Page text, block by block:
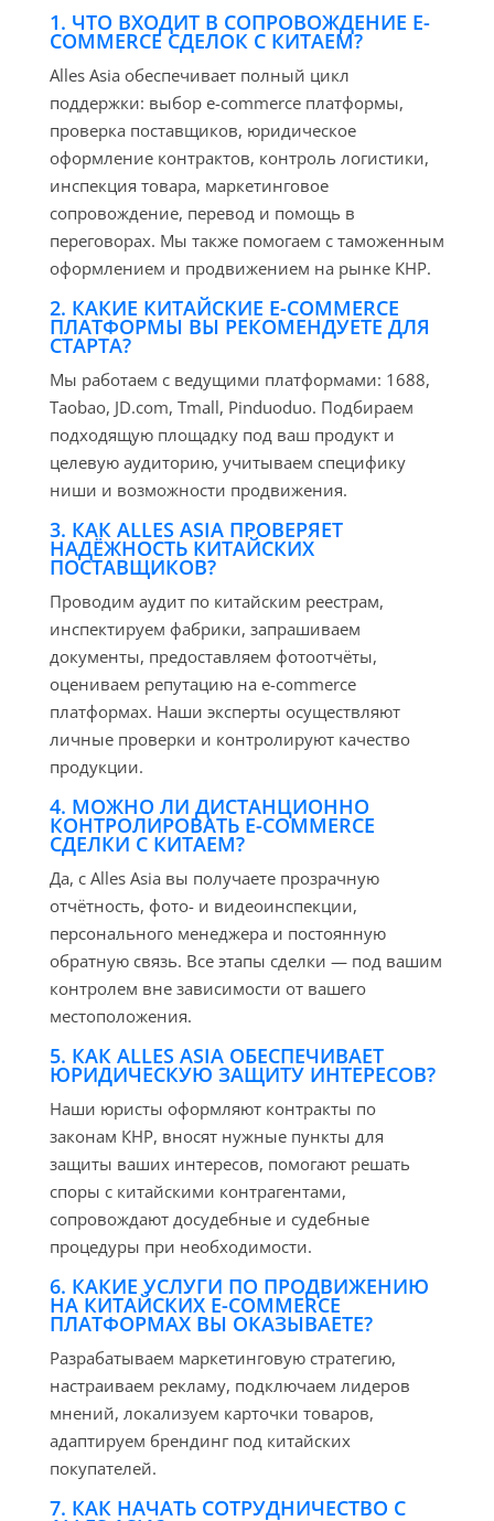
1. ЧТО ВХОДИТ В СОПРОВОЖДЕНИЕ E-
COMMERCE СДЕЛОК С КИТАЕМ?
Alles Asia обеспечивает полный цикл
поддержки: выбор e-commerce платформы,
проверка поставщиков, юридическое
оформление контрактов, контроль логистики,
инспекция товара, маркетинговое
сопровождение, перевод и помощь в
переговорах. Мы также помогаем с таможенным
оформлением и продвижением на рынке КНР.
2. КАКИЕ КИТАЙСКИЕ E-COMMERCE
ПЛАТФОРМЫ ВЫ РЕКОМЕНДУЕТЕ ДЛЯ
СТАРТА?
Мы работаем с ведущими платформами: 1688,
Taobao, JD.com, Tmall, Pinduoduo. Подбираем
подходящую площадку под ваш продукт и
целевую аудиторию, учитываем специфику
ниши и возможности продвижения.
3. КАК ALLES ASIA ПРОВЕРЯЕТ
НАДЁЖНОСТЬ КИТАЙСКИХ
ПОСТАВЩИКОВ?
Проводим аудит по китайским реестрам,
инспектируем фабрики, запрашиваем
документы, предоставляем фотоотчёты,
оцениваем репутацию на e-commerce
платформах. Наши эксперты осуществляют
личные проверки и контролируют качество
продукции.
4. МОЖНО ЛИ ДИСТАНЦИОННО
КОНТРОЛИРОВАТЬ E-COMMERCE
СДЕЛКИ С КИТАЕМ?
Да, с Alles Asia вы получаете прозрачную
отчётность, фото- и видеоинспекции,
персонального менеджера и постоянную
обратную связь. Все этапы сделки — под вашим
контролем вне зависимости от вашего
местоположения.
5. КАК ALLES ASIA ОБЕСПЕЧИВАЕТ
ЮРИДИЧЕСКУЮ ЗАЩИТУ ИНТЕРЕСОВ?
Наши юристы оформляют контракты по
законам КНР, вносят нужные пункты для
защиты ваших интересов, помогают решать
споры с китайскими контрагентами,
сопровождают досудебные и судебные
процедуры при необходимости.
6. КАКИЕ УСЛУГИ ПО ПРОДВИЖЕНИЮ
НА КИТАЙСКИХ E-COMMERCE
ПЛАТФОРМАХ ВЫ ОКАЗЫВАЕТЕ?
Разрабатываем маркетинговую стратегию,
настраиваем рекламу, подключаем лидеров
мнений, локализуем карточки товаров,
адаптируем брендинг под китайских
покупателей.
7. КАК НАЧАТЬ СОТРУДНИЧЕСТВО С